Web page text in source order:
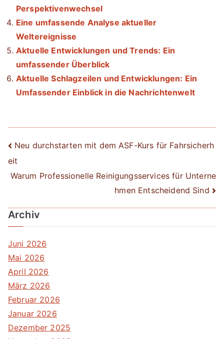
Perspektivenwechsel
Eine umfassende Analyse aktueller
Weltereignisse
Aktuelle Entwicklungen und Trends: Ein
umfassender Überblick
Aktuelle Schlagzeilen und Entwicklungen: Ein
Umfassender Einblick in die Nachrichtenwelt
Beitrags-
Navigation
Neu durchstarten mit dem ASF-Kurs für Fahrsicherh
eit
Warum Professionelle Reinigungsservices für Unterne
hmen Entscheidend Sind
Archiv
Juni 2026
Mai 2026
April 2026
März 2026
Februar 2026
Januar 2026
Dezember 2025